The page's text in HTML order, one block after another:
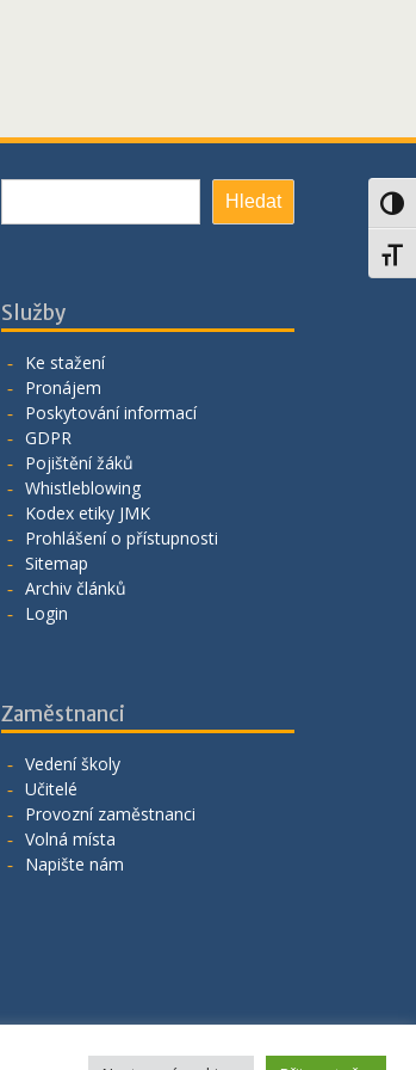
Hledat
Služby
Ke stažení
Pronájem
Poskytování informací
GDPR
Pojištění žáků
Whistleblowing
Kodex etiky JMK
Prohlášení o přístupnosti
Sitemap
Archiv článků
Login
Zaměstnanci
Vedení školy
Učitelé
Provozní zaměstnanci
Volná místa
Napište nám